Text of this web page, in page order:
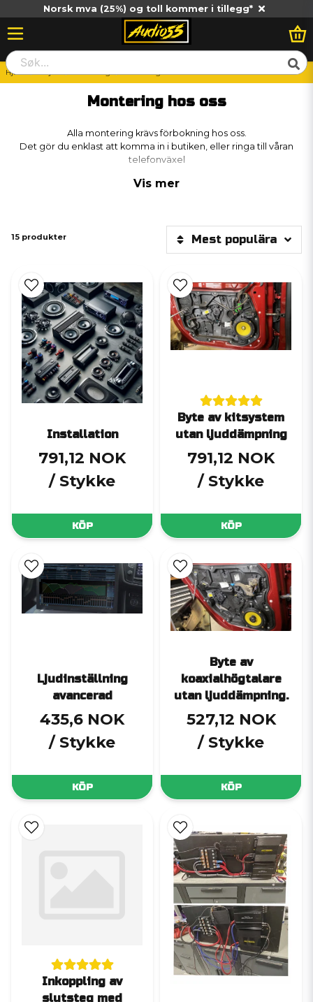
Norsk mva (25%) og toll kommer i tillegg*
Hjem Billjud Montering Montering hos oss
Montering hos oss
Alla montering krävs förbokning hos oss.
Det gör du enklast att komma in i butiken, eller ringa till våran
telefonväxel
Vis mer
15 produkter Mest populära
Installation
791,12 NOK
/ Stykke
KÖP
Byte av kitsystem
utan ljuddämpning
791,12 NOK
/ Stykke
KÖP
Ljudinställning
avancerad
435,6 NOK
/ Stykke
KÖP
Byte av
koaxialhögtalare
utan ljuddämpning.
527,12 NOK
/ Stykke
KÖP
Inkoppling av
slutsteg med